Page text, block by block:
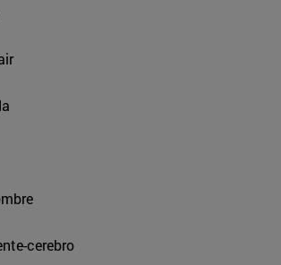
cerebro